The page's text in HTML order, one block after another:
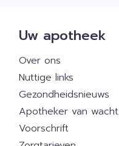
Uw apotheek
Over ons
Nuttige links
Gezondheidsnieuws
Apotheker van wacht
Voorschrift